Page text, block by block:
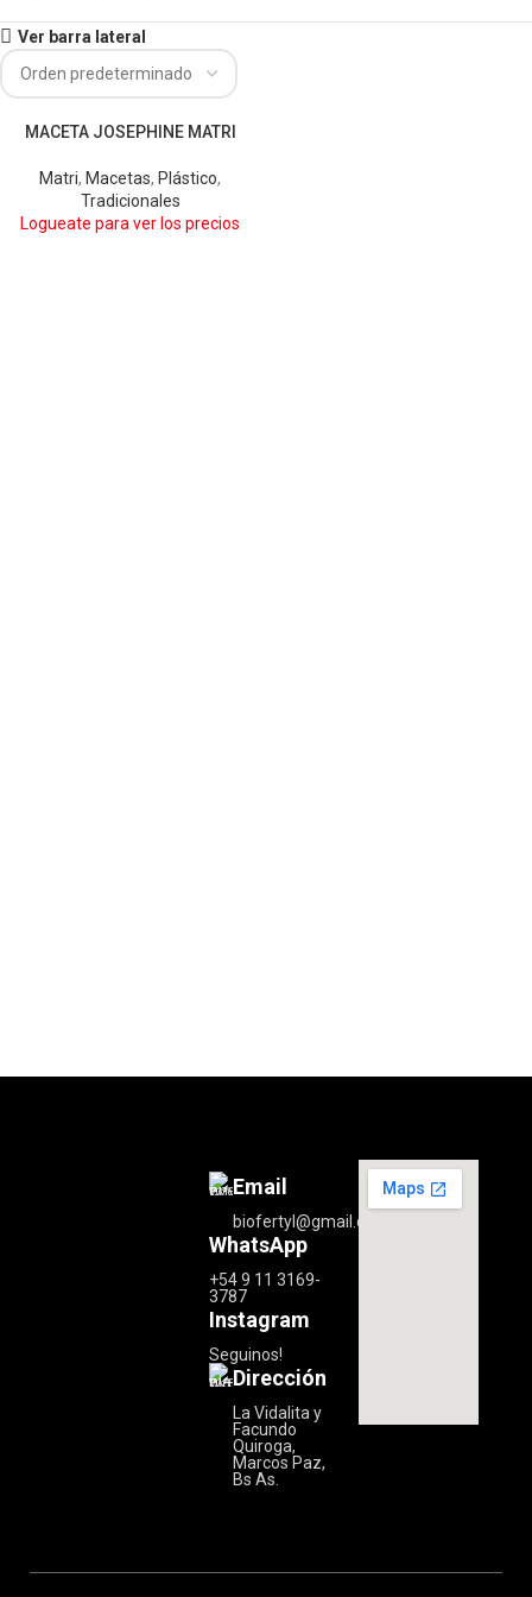
Ver barra lateral
ARENA BLANCO
Cobre
VERDE CLARO
MACETA JOSEPHINE MATRI
Matri, Macetas, Plástico,
Tradicionales
Logueate para ver los precios
Email
biofertyl@gmail.com
WhatsApp
+54 9 11 3169-
3787
Instagram
Seguinos!
Dirección
La Vidalita y
Facundo
Quiroga,
Marcos Paz,
Bs As.